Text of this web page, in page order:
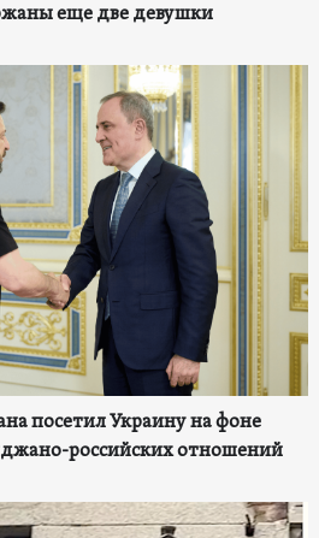
еще две девушки
посетил Украину на фоне
российских отношений